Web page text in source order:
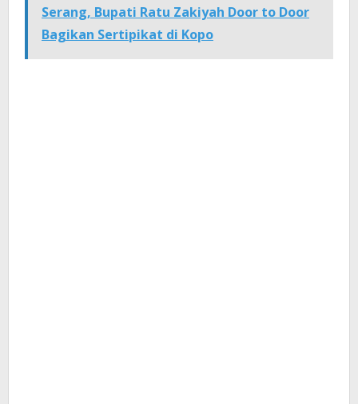
Serang, Bupati Ratu Zakiyah Door to Door
Bagikan Sertipikat di Kopo